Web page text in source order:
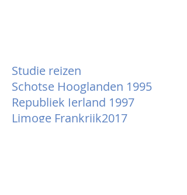
Studie reizen
Schotse Hooglanden 1995
Republiek Ierland 1997
Limoge Frankrijk2017